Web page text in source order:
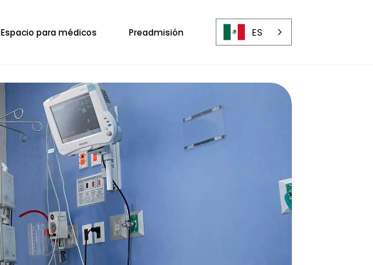
Espacio para médicos Preadmisión ES